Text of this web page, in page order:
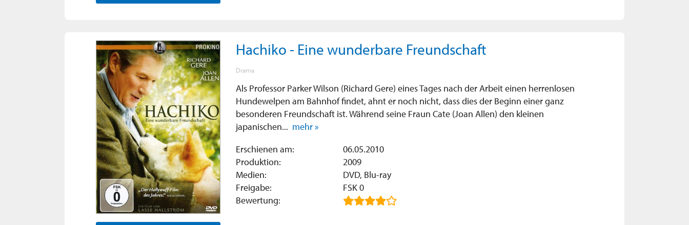
Hachiko - Eine wunderbare Freundschaft
Drama
Als Professor Parker Wilson (Richard Gere) eines Tages nach der Arbeit einen herrenlosen
Hundewelpen am Bahnhof findet, ahnt er noch nicht, dass dies der Beginn einer ganz
besonderen Freundschaft ist. Während seine Fraun Cate (Joan Allen) den kleinen
japanischen... mehr »
Erschienen am:
06.05.2010
Produktion:
2009
Medien:
DVD, Blu-ray
Freigabe:
FSK 0
Bewertung: